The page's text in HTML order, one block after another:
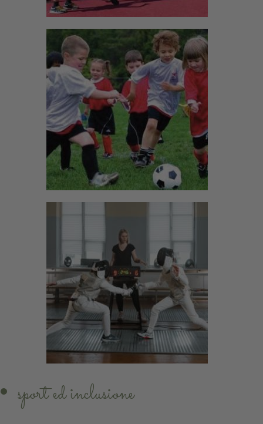
sport ed inclusione